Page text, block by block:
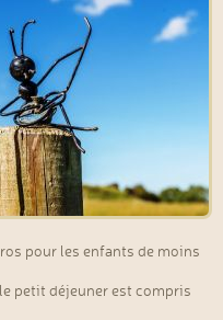
pour les enfants de moins
petit déjeuner est compris